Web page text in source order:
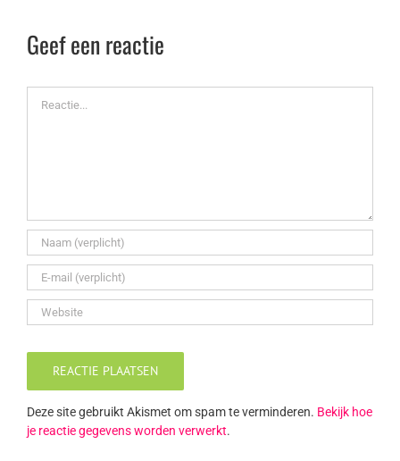
Geef een reactie
Deze site gebruikt Akismet om spam te verminderen. Bekijk hoe
je reactie gegevens worden verwerkt.